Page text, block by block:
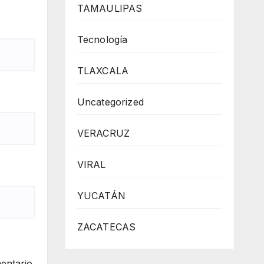
TAMAULIPAS
Tecnología
TLAXCALA
Uncategorized
VERACRUZ
VIRAL
YUCATÁN
ZACATECAS